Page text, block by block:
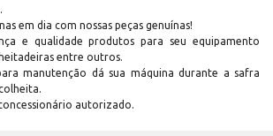
em dia com nossas peças genuínas!
e qualidade produtos para seu equipamento
entre outros.
manutenção dá sua máquina durante a safra
autorizado.